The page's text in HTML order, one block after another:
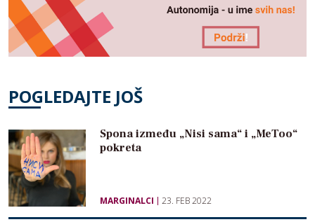
POGLEDAJTE JOŠ
Spona između „Nisi sama“ i „MeToo“
pokreta
MARGINALCI 23. FEB 2022